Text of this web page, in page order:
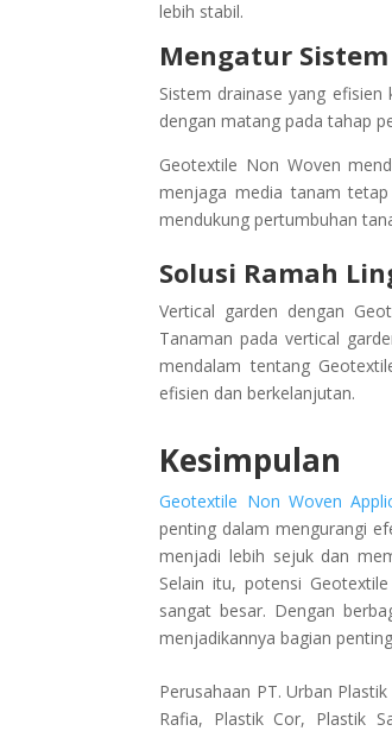
lebih stabil.
Mengatur
Sistem drainase yang efisien
dengan matang pada tahap
Geotextile Non Woven
menjaga media tanam
mendukung pertumbuhan
Solusi Ramah
Vertical garden dengan
Tanaman pada vertical
mendalam tentang
efisien dan berkelanjutan.
Kesimpulan
Geotextile Non Woven
penting dalam mengurangi
menjadi lebih sejuk dan
Selain itu, potensi
sangat besar. Dengan
menjadikannya bagian
Perusahaan PT. Urban
Rafia, Plastik Cor, Plastik